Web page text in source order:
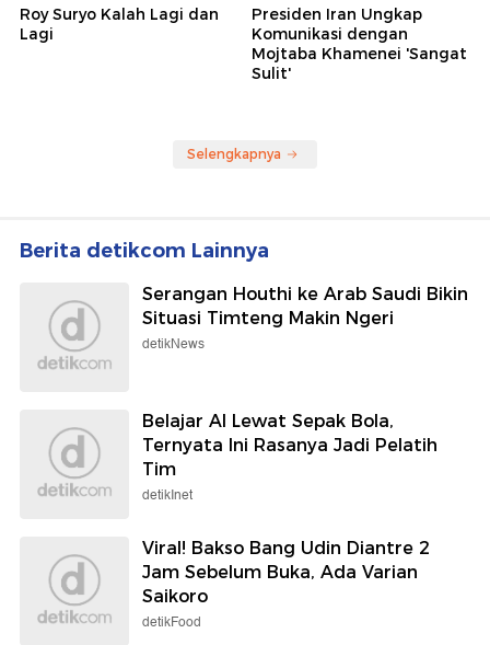
Roy Suryo Kalah Lagi dan
Lagi
Presiden Iran Ungkap
Komunikasi dengan
Mojtaba Khamenei 'Sangat
Sulit'
Selengkapnya
Berita detikcom Lainnya
Serangan Houthi ke Arab Saudi Bikin
Situasi Timteng Makin Ngeri
detikNews
Belajar AI Lewat Sepak Bola,
Ternyata Ini Rasanya Jadi Pelatih
Tim
detikInet
Viral! Bakso Bang Udin Diantre 2
Jam Sebelum Buka, Ada Varian
Saikoro
detikFood